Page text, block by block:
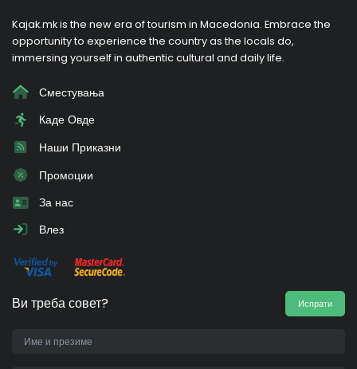
Kajak.mk is the new era of tourism in Macedonia. Embrace the
opportunity to experience the country as the locals do,
immersing yourself in authentic cultural and daily life.
Сместувања
Каде Овде
Наши Приказни
Промоции
За нас
Влез
Ви треба совет? Испрати